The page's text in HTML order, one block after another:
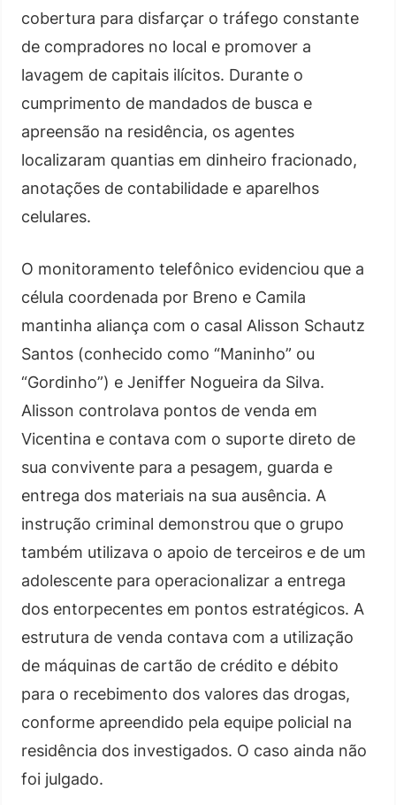
cobertura para disfarçar o tráfego constante
de compradores no local e promover a
lavagem de capitais ilícitos. Durante o
cumprimento de mandados de busca e
apreensão na residência, os agentes
localizaram quantias em dinheiro fracionado,
anotações de contabilidade e aparelhos
celulares.
O monitoramento telefônico evidenciou que a
célula coordenada por Breno e Camila
mantinha aliança com o casal Alisson Schautz
Santos (conhecido como “Maninho” ou
“Gordinho”) e Jeniffer Nogueira da Silva.
Alisson controlava pontos de venda em
Vicentina e contava com o suporte direto de
sua convivente para a pesagem, guarda e
entrega dos materiais na sua ausência. A
instrução criminal demonstrou que o grupo
também utilizava o apoio de terceiros e de um
adolescente para operacionalizar a entrega
dos entorpecentes em pontos estratégicos. A
estrutura de venda contava com a utilização
de máquinas de cartão de crédito e débito
para o recebimento dos valores das drogas,
conforme apreendido pela equipe policial na
residência dos investigados. O caso ainda não
foi julgado.